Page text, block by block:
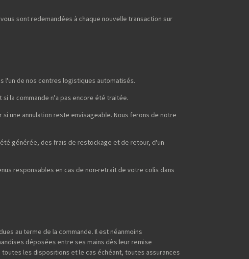
sont redemandées à chaque nouvelle transaction sur
l'un de nos centres logistiques automatisés.
la commande n'a pas encore été traitée.
une annulation reste envisageable. Nous ferons de notre
générée, des frais de restockage et de retour, d'un
responsables en cas de non-retrait de votre colis dans
au terme de la commande. Il est néanmoins
déposées entre ses mains dès leur remise
les dispositions et le cas échéant, toutes assurances